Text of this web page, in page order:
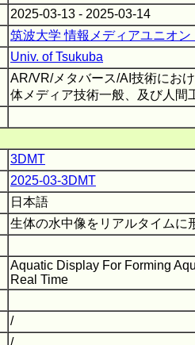
2025-03-13 - 2025-03-14
筑波大学 情報メディアユニオ
Univ. of Tsukuba
AR/VR/メタバース/AI技術にお
体メディア技術一般、及び人間
3DMT
2025-03-3DMT
日本語
生体の水中像をリアルタイム
Aquatic Display For Forming
Real Time
/
/